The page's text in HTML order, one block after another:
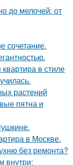
до мелочей: от
сочетание.
в стиле
растений
пятна и
в Москве.
без ремонта?
внутри: